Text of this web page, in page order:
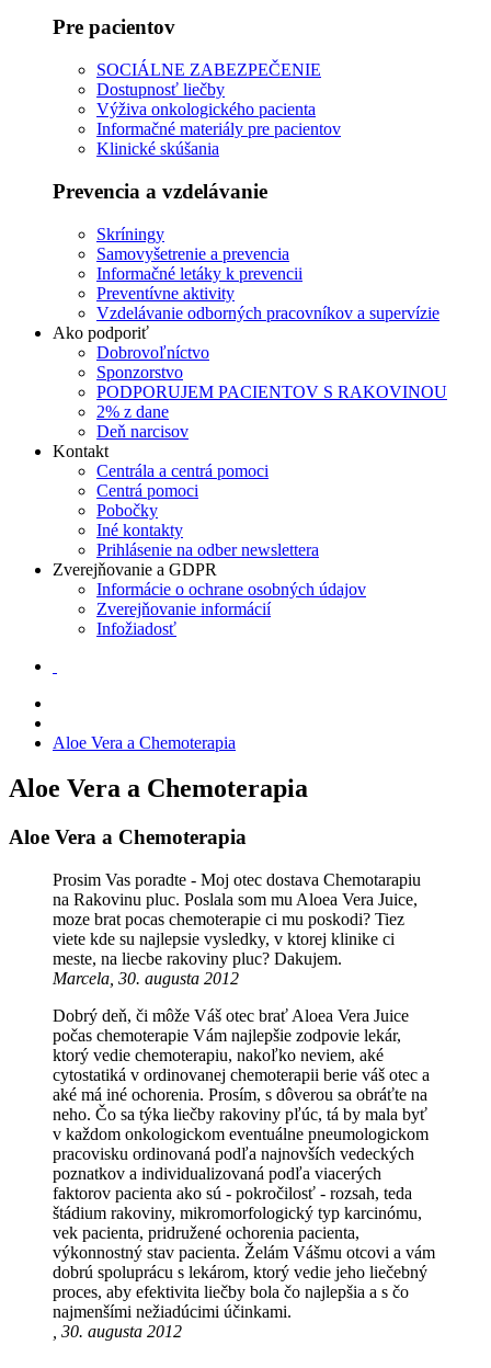
Pre pacientov
SOCIÁLNE ZABEZPEČENIE
Dostupnosť liečby
Výživa onkologického pacienta
Informačné materiály pre pacientov
Klinické skúšania
Prevencia a vzdelávanie
Skríningy
Samovyšetrenie a prevencia
Informačné letáky k prevencii
Preventívne aktivity
Vzdelávanie odborných pracovníkov a supervízie
Ako podporiť
Dobrovoľníctvo
Sponzorstvo
PODPORUJEM PACIENTOV S RAKOVINOU
2% z dane
Deň narcisov
Kontakt
Centrála a centrá pomoci
Centrá pomoci
Pobočky
Iné kontakty
Prihlásenie na odber newslettera
Zverejňovanie a GDPR
Informácie o ochrane osobných údajov
Zverejňovanie informácií
Infožiadosť
Aloe Vera a Chemoterapia
Aloe Vera a Chemoterapia
Aloe Vera a Chemoterapia
Prosim Vas poradte - Moj otec dostava Chemotarapiu
na Rakovinu pluc. Poslala som mu Aloea Vera Juice,
moze brat pocas chemoterapie ci mu poskodi? Tiez
viete kde su najlepsie vysledky, v ktorej klinike ci
meste, na liecbe rakoviny pluc? Dakujem.
Marcela, 30. augusta 2012
Dobrý deň, či môže Váš otec brať Aloea Vera Juice
počas chemoterapie Vám najlepšie zodpovie lekár,
ktorý vedie chemoterapiu, nakoľko neviem, aké
cytostatiká v ordinovanej chemoterapii berie váš otec a
aké má iné ochorenia. Prosím, s dôverou sa obráťte na
neho. Čo sa týka liečby rakoviny pľúc, tá by mala byť
v každom onkologickom eventuálne pneumologickom
pracovisku ordinovaná podľa najnovších vedeckých
poznatkov a individualizovaná podľa viacerých
faktorov pacienta ako sú - pokročilosť - rozsah, teda
štádium rakoviny, mikromorfologický typ karcinómu,
vek pacienta, pridružené ochorenia pacienta,
výkonnostný stav pacienta. Želám Vášmu otcovi a vám
dobrú spoluprácu s lekárom, ktorý vedie jeho liečebný
proces, aby efektivita liečby bola čo najlepšia a s čo
najmenšími nežiadúcimi účinkami.
, 30. augusta 2012